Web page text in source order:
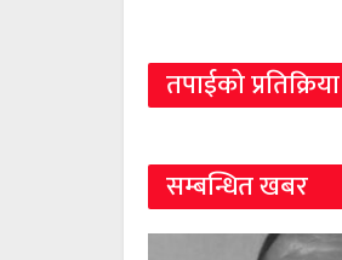
तपाईको प्रतिक्रिया
सम्बन्धित खबर